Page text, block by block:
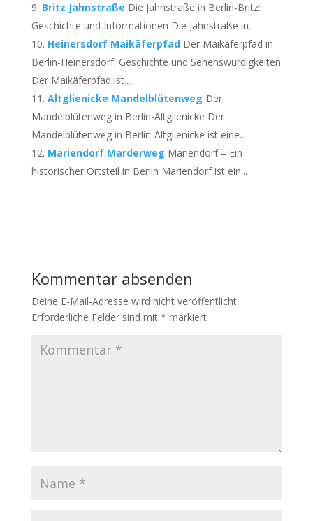
Britz Jahnstraße Die Jahnstraße in Berlin-Britz:
Geschichte und Informationen Die Jahnstraße in...
Heinersdorf Maikäferpfad Der Maikäferpfad in
Berlin-Heinersdorf: Geschichte und Sehenswürdigkeiten
Der Maikäferpfad ist...
Altglienicke Mandelblütenweg Der
Mandelblütenweg in Berlin-Altglienicke Der
Mandelblütenweg in Berlin-Altglienicke ist eine...
Mariendorf Marderweg Mariendorf – Ein
historischer Ortsteil in Berlin Mariendorf ist ein...
Kommentar absenden
Deine E-Mail-Adresse wird nicht veröffentlicht.
Erforderliche Felder sind mit * markiert